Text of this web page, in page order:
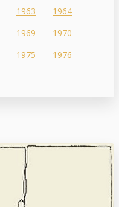
1963
1964
1969
1970
1975
1976